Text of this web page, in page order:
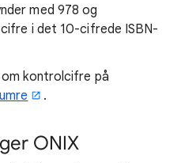
med 978 og
i det 10-cifrede ISBN-
kontrolcifre på
.
ONIX